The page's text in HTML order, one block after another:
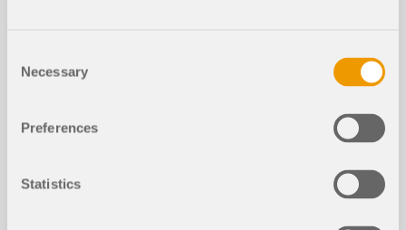
Selection
Necessary
Preferences
Statistics
spojují s deskovými prvky (dřevotřískové desky,
OSB desky). V několika článcích popíšeme základy
těchto konstrukčních řešení a také jejich výpočet v
budeme zabývat základním stanovením tuhostí a
Přečíst si více
V tomto odborném příspěvku se dozvíte, jak
posouzení mezního stavu použitelnosti v
programech RFEM 6 a RSTAB 9.